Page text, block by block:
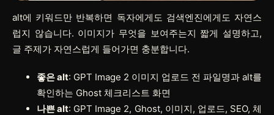
alt에 키워드만 반복하면 독자에게도 검색엔진에게도 자연스
럽지 않습니다. 이미지가 무엇을 보여주는지 짧게 설명하고,
글 주제가 자연스럽게 들어가면 충분합니다.
좋은 alt: GPT Image 2 이미지 업로드 전 파일명과 alt를
확인하는 Ghost 체크리스트 화면
나쁜 alt: GPT Image 2, Ghost, 이미지, 업로드, SEO, 체